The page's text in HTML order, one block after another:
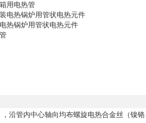
用电热管
电热锅炉用管状电热元件
热锅炉用管状电热元件
沿管内中心轴向均布螺旋电热合金丝（镍